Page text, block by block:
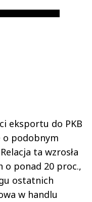
eksportu do PKB
o podobnym
ta wzrosła
ponad 20 proc.,
ostatnich
w handlu